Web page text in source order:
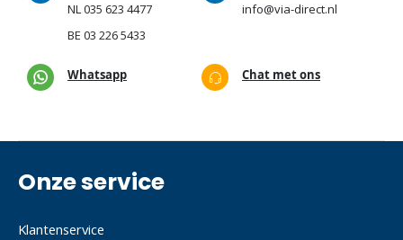
NL035 623 4477
BE 03 226 5433
info@via-direct.nl
Whatsapp Chat met ons
Onze service
Klantenservice